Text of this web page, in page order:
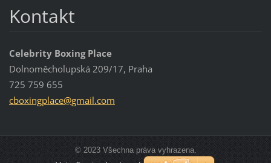
Kontakt
Celebrity Boxing Place
Dolnoměcholupská 209/17, Praha
725 759 655
cboxingplace@gmail.com
© 2023 Všechna práva vyhrazena.